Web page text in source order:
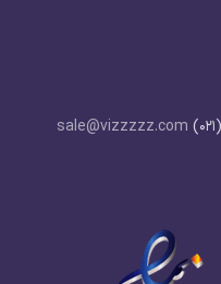
sale@vizzzzz.com